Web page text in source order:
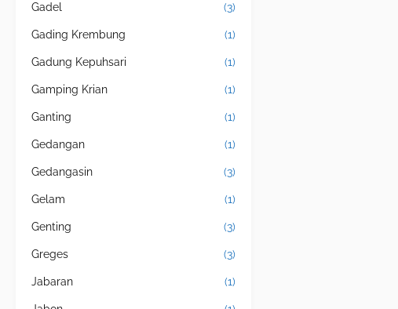
Gadel (3)
Gading Krembung (1)
Gadung Kepuhsari (1)
Gamping Krian (1)
Ganting (1)
Gedangan (1)
Gedangasin (3)
Gelam (1)
Genting (3)
Greges (3)
Jabaran (1)